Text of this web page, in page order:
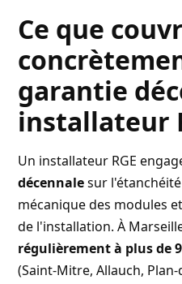
Ce que
garantie
installateur
Un installateur RGE
décennalesur
mécanique des modules
de l'installation. À
régulièrement à plus de
(Saint-Mitre, Allauch,